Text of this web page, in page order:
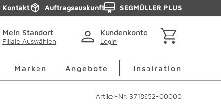
Kontakt Auftragsauskunft SEGMÜLLER PLUS
Mein Standort
Filiale Auswählen
Kundenkonto
Login
Marken
Marken Überspringen
Angebote Inspiration
Artikel-Nr. 3718952-00000